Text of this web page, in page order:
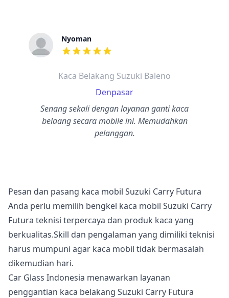
Nyoman
dari ulasan adalah bintang lima
Kaca Belakang Suzuki Baleno
Denpasar
Senang sekali dengan layanan ganti kaca
belaang secara mobile ini. Memudahkan
pelanggan.
Pesan dan pasang kaca mobil Suzuki Carry Futura
Anda perlu memilih bengkel kaca mobil Suzuki Carry
Futura teknisi terpercaya dan produk kaca yang
berkualitas.Skill dan pengalaman yang dimiliki teknisi
harus mumpuni agar kaca mobil tidak bermasalah
dikemudian hari.
Car Glass Indonesia menawarkan layanan
penggantian kaca belakang Suzuki Carry Futura